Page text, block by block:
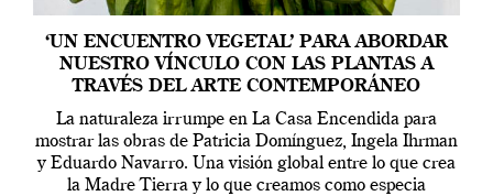
‘UN ENCUENTRO VEGETAL’ PARA ABORDAR
NUESTRO VÍNCULO CON LAS PLANTAS A
TRAVÉS DEL ARTE CONTEMPORÁNEO
La naturaleza irrumpe en La Casa Encendida para
mostrar las obras de Patricia Domínguez, Ingela Ihrman
y Eduardo Navarro. Una visión global entre lo que crea
la Madre Tierra y lo que creamos como especia